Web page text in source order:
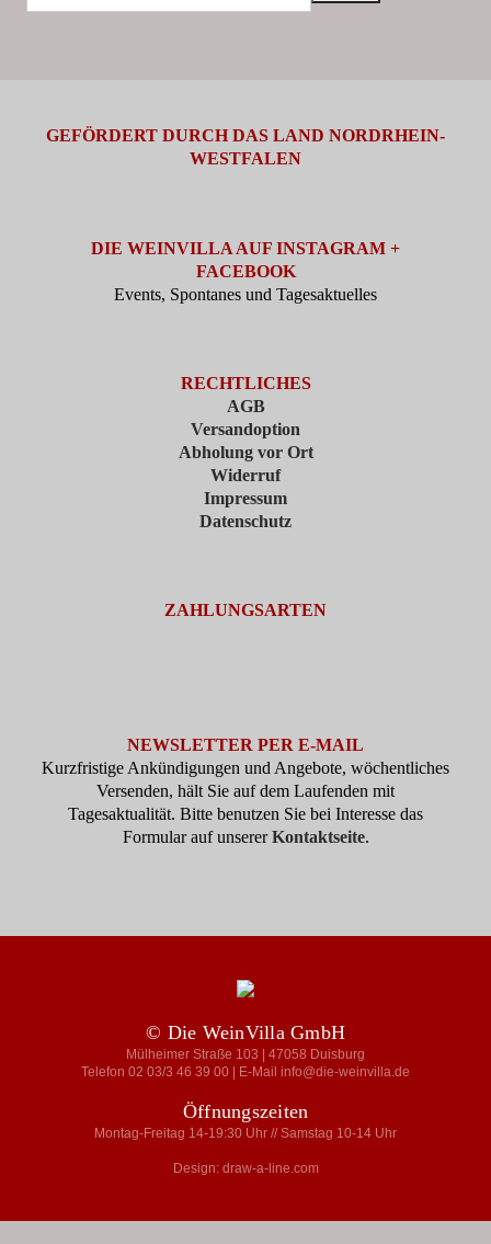
GEFÖRDERT DURCH DAS LAND NORDRHEIN-
WESTFALEN
DIE WEINVILLA AUF INSTAGRAM +
FACEBOOK
Events, Spontanes und Tagesaktuelles
RECHTLICHES
AGB
Versandoption
Abholung vor Ort
Widerruf
Impressum
Datenschutz
ZAHLUNGSARTEN
NEWSLETTER PER E-MAIL
Kurzfristige Ankündigungen und Angebote, wöchentliches
Versenden, hält Sie auf dem Laufenden mit
Tagesaktualität. Bitte benutzen Sie bei Interesse das
Formular auf unsererKontaktseite.
© Die WeinVilla GmbH
Mülheimer Straße 103 | 47058 Duisburg
Telefon 02 03/3 46 39 00 | E-Mail info@die-weinvilla.de
Öffnungszeiten
Montag-Freitag 14-19:30 Uhr // Samstag 10-14 Uhr
Design: draw-a-line.com